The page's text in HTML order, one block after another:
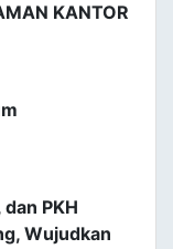
KANTOR
PKH
Wujudkan